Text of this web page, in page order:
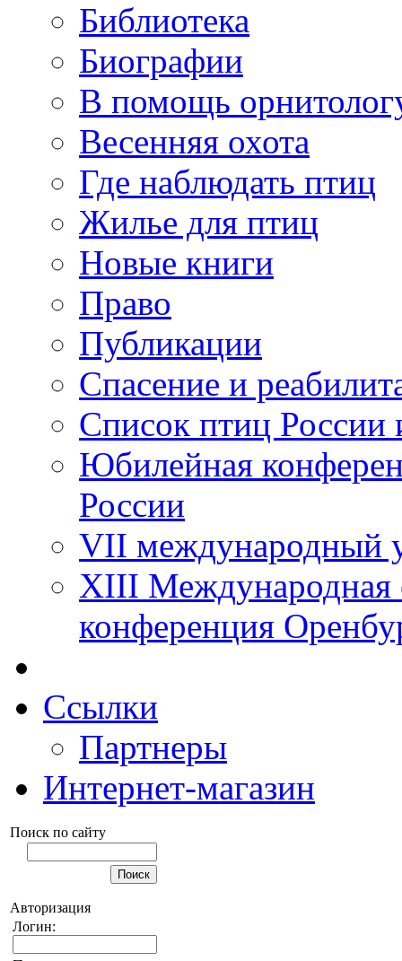
Библиотека
Биографии
В помощь
Весенняя охота
Где наблюдать птиц
Жилье для птиц
Новые книги
Право
Публикации
Спасение и
Список птиц России
Юбилейная
России
VII международный
XIII Международная
конференция
Ссылки
Партнеры
Интернет-магазин
Поиск по сайту
Авторизация
Логин: